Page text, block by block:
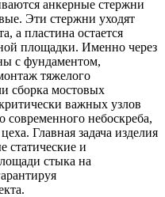
анкерные стержни
Эти стержни уходят
а пластина остается
площадки. Именно через
с фундаментом,
тяжелого
сборка мостовых
важных узлов
современного небоскреба,
Главная задача изделия
статические и
стыка на